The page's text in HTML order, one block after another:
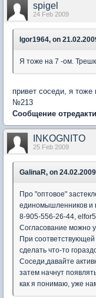
spigel
24 Feb 2009
Igor1964, on
Я тоже на 7 -ом.
привет соседи, я тоже
№213
Сообщение
INKOGNITO
25 Feb 2009
GalinaR, on
Про "оптовое"
единомышленников и
8-905-556-26-44,
Согласование можно
При
сделать что-то
Соседи,давайте
затем начнут
как я понимаю, уже